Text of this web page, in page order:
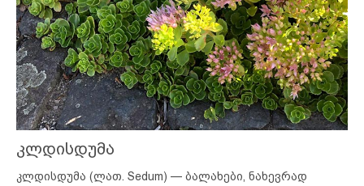
კლდისდუმა
კლდისდუმა (ლათ. Sedum) — ბალახები, ნახევრად